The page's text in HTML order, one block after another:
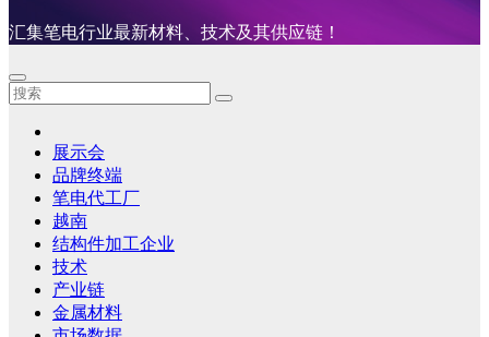
汇集笔电行业最新材料、技术及其供应链！
展示会
品牌终端
笔电代工厂
越南
结构件加工企业
技术
产业链
金属材料